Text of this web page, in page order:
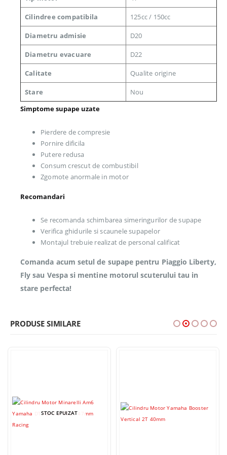
Cilindree compatibila 125cc / 150cc
Diametru admisie D20
Diametru evacuare D22
Calitate Qualite origine
Stare
Nou
Simptome supape uzate
Pierdere de compresie
Pornire dificila
Putere redusa
Consum crescut de combustibil
Zgomote anormale in motor
Recomandari
Se recomanda schimbarea simeringurilor de supape
Verifica ghidurile si scaunele supapelor
Montajul trebuie realizat de personal calificat
Comanda acum setul de supape pentru Piaggio Liberty,
Fly sau Vespa si mentine motorul scuterului tau in
stare perfecta!
PRODUSE SIMILARE